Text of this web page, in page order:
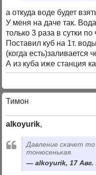
а откуда воде будет
У меня на даче так.
только 3 раза в сутки по
Поставил куб на 1т.
(когда есть)заливается
А из куба иже станция
Тимон
alkoyurik,
Давление скачет
тонюсенькая.
alkoyurik, 17 Авг.